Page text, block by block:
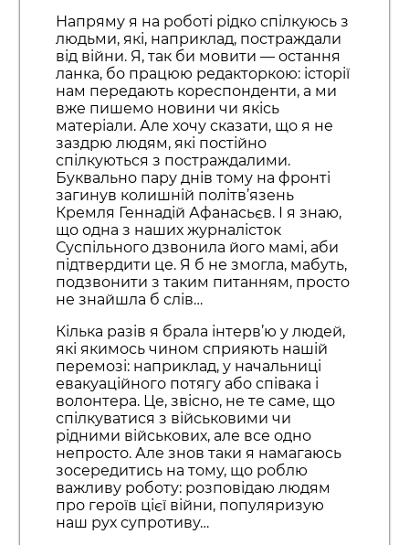
Напряму я на роботі рідко спілкуюсь з
людьми, які, наприклад, постраждали
від війни. Я, так би мовити — остання
ланка, бо працюю редакторкою: історії
нам передають кореспонденти, а ми
вже пишемо новини чи якісь
матеріали. Але хочу сказати, що я не
заздрю людям, які постійно
спілкуються з постраждалими.
Буквально пару днів тому на фронті
загинув колишній політв’язень
Кремля Геннадій Афанасьєв. І я знаю,
що одна з наших журналісток
Суспільного дзвонила його мамі, аби
підтвердити це. Я б не змогла, мабуть,
подзвонити з таким питанням, просто
не знайшла б слів…
Кілька разів я брала інтерв’ю у людей,
які якимось чином сприяють нашій
перемозі: наприклад, у начальниці
евакуаційного потягу або співака і
волонтера. Це, звісно, не те саме, що
спілкуватися з військовими чи
рідними військових, але все одно
непросто. Але знов таки я намагаюсь
зосередитись на тому, що роблю
важливу роботу: розповідаю людям
про героїв цієї війни, популяризую
наш рух супротиву…